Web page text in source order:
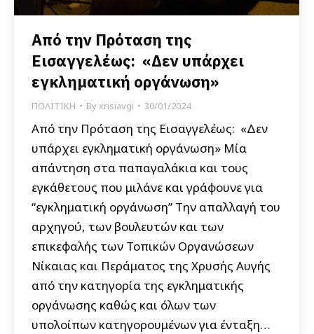
Από την Πρόταση της
Εισαγγελέως: «Δεν υπάρχει
εγκληματική οργάνωση»
ΠΟΛΙΤΙΚΗ Byxrisiavgi 30/01/2024
Από την Πρόταση της Εισαγγελέως: «Δεν
υπάρχει εγκληματική οργάνωση» Μία
απάντηση στα παπαγαλάκια και τους
εγκάθετους που μιλάνε και γράφουνε για
“εγκληματική οργάνωση” Την απαλλαγή του
αρχηγού, των βουλευτών και των
επικεφαλής των Τοπικών Οργανώσεων
Νίκαιας και Περάματος της Χρυσής Αυγής
από την κατηγορία της εγκληματικής
οργάνωσης καθώς και όλων των
υπολοίπων κατηγορουμένων για ένταξη…